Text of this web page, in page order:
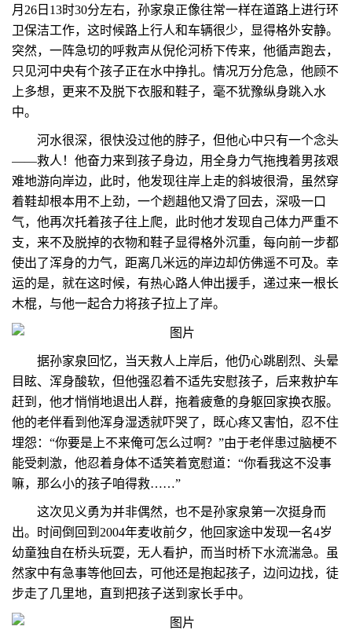
月26日13时30分左右，孙家泉正像往常一样在道路上进行环
卫保洁工作，这时候路上行人和车辆很少，显得格外安静。
突然，一阵急切的呼救声从倪伦河桥下传来，他循声跑去，
只见河中央有个孩子正在水中挣扎。情况万分危急，他顾不
上多想，更来不及脱下衣服和鞋子，毫不犹豫纵身跳入水
中。
河水很深，很快没过他的脖子，但他心中只有一个念头
——救人！他奋力来到孩子身边，用全身力气拖拽着男孩艰
难地游向岸边，此时，他发现往岸上走的斜坡很滑，虽然穿
着鞋却根本用不上劲，一个趔趄他又滑了回去，深吸一口
气，他再次托着孩子往上爬，此时他才发现自己体力严重不
支，来不及脱掉的衣物和鞋子显得格外沉重，每向前一步都
使出了浑身的力气，距离几米远的岸边却仿佛遥不可及。幸
运的是，就在这时候，有热心路人伸出援手，递过来一根长
木棍，与他一起合力将孩子拉上了岸。
据孙家泉回忆，当天救人上岸后，他仍心跳剧烈、头晕
目眩、浑身酸软，但他强忍着不适先安慰孩子，后来救护车
赶到，他才悄悄地退出人群，拖着疲惫的身躯回家换衣服。
他的老伴看到他浑身湿透就吓哭了，既心疼又害怕，忍不住
埋怨：“你要是上不来俺可怎么过啊？”由于老伴患过脑梗不
能受刺激，他忍着身体不适笑着宽慰道：“你看我这不没事
嘛，那么小的孩子咱得救……”
这次见义勇为并非偶然，也不是孙家泉第一次挺身而
出。时间倒回到2004年麦收前夕，他回家途中发现一名4岁
幼童独自在桥头玩耍，无人看护，而当时桥下水流湍急。虽
然家中有急事等他回去，可他还是抱起孩子，边问边找，徒
步走了几里地，直到把孩子送到家长手中。